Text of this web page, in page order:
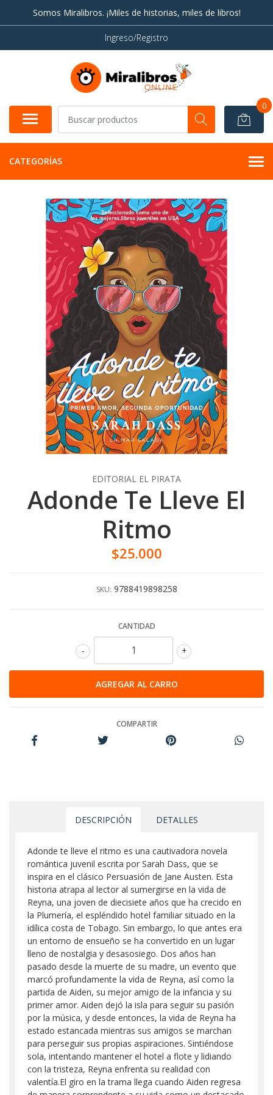
Somos Miralibros. ¡Miles de historias, miles de libros!
Ingreso/Registro
0
CATEGORÍAS
EDITORIAL EL PIRATA
Adonde Te Lleve El
Ritmo
$25.000
SKU: 9788419898258
CANTIDAD
+
-
COMPARTIR
DESCRIPCIÓN DETALLES
Adonde te lleve el ritmo es una cautivadora novela
romántica juvenil escrita por Sarah Dass, que se
inspira en el clásico Persuasión de Jane Austen. Esta
historia atrapa al lector al sumergirse en la vida de
Reyna, una joven de diecisiete años que ha crecido en
la Plumería, el espléndido hotel familiar situado en la
idílica costa de Tobago. Sin embargo, lo que antes era
un entorno de ensueño se ha convertido en un lugar
lleno de nostalgia y desasosiego. Dos años han
pasado desde la muerte de su madre, un evento que
marcó profundamente la vida de Reyna, así como la
partida de Aiden, su mejor amigo de la infancia y su
primer amor. Aiden dejó la isla para seguir su pasión
por la música, y desde entonces, la vida de Reyna ha
estado estancada mientras sus amigos se marchan
para perseguir sus propias aspiraciones. Sintiéndose
sola, intentando mantener el hotel a flote y lidiando
con la tristeza, Reyna enfrenta su realidad con
valentía.El giro en la trama llega cuando Aiden regresa